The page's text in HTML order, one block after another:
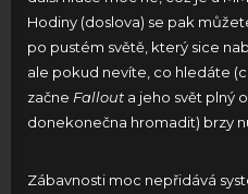
Hodiny (doslova) se pak
po pustém světě, který sice
ale pokud nevíte, co hledáte
začne Fallout a jeho svět plný
donekonečna hromadit) brzy
Zábavnosti moc nepřidává